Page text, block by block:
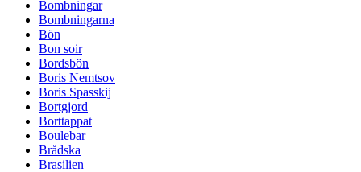
Bombningar
Bombningarna
Bön
Bon soir
Bordsbön
Boris Nemtsov
Boris Spasskij
Bortgjord
Borttappat
Boulebar
Brådska
Brasilien